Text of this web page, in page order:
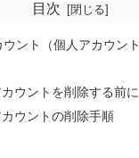
目次
ント（個人アカウン
ウントを削除する前に
ウントの削除手順